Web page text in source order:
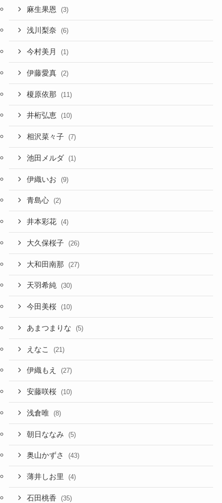
麻生果恩 (3)
浅川梨奈 (6)
今村美月 (1)
伊藤愛真 (2)
榎原依那 (11)
井桁弘恵 (10)
相沢菜々子 (7)
池田メルダ (1)
伊織いお (9)
青島心 (2)
井本彩花 (4)
大久保桜子 (26)
大和田南那 (27)
天羽希純 (30)
今田美桜 (10)
あまつまりな (5)
えなこ (21)
伊織もえ (27)
安藤咲桜 (10)
浅倉唯 (8)
朝日ななみ (5)
奥山かずさ (43)
薄井しお里 (4)
石田桃香 (35)